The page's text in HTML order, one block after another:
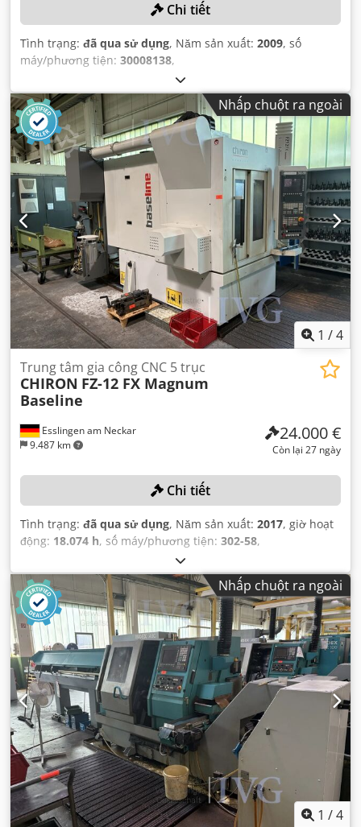
Chi tiết
Tình trạng: đã qua sử dụng, Năm sản xuất: 2009, số
máy/phương tiện: 30008138,
Nhấp chuột ra ngoài
1 /4
Esslingen am Neckar
9.487 km
Trung tâm gia công CNC 5 trục
CHIRON FZ-12 FX Magnum
Baseline
24.000 €
Còn lại 27 ngày
Chi tiết
Tình trạng: đã qua sử dụng, Năm sản xuất: 2017, giờ hoạt
động: 18.074 h, số máy/phương tiện: 302-58,
Nhấp chuột ra ngoài
1 /4